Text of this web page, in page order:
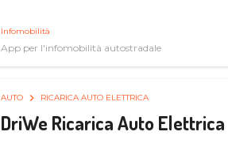
Infomobilità
App per l'infomobilità autostradale
AUTO RICARICA AUTO ELETTRICA
DriWe Ricarica Auto Elettrica